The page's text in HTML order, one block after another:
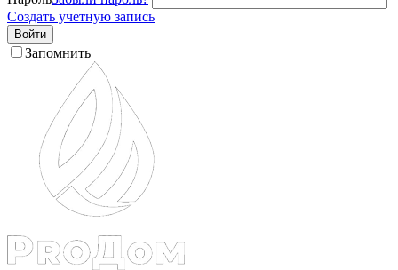
Создать учетную запись
Войти
Запомнить